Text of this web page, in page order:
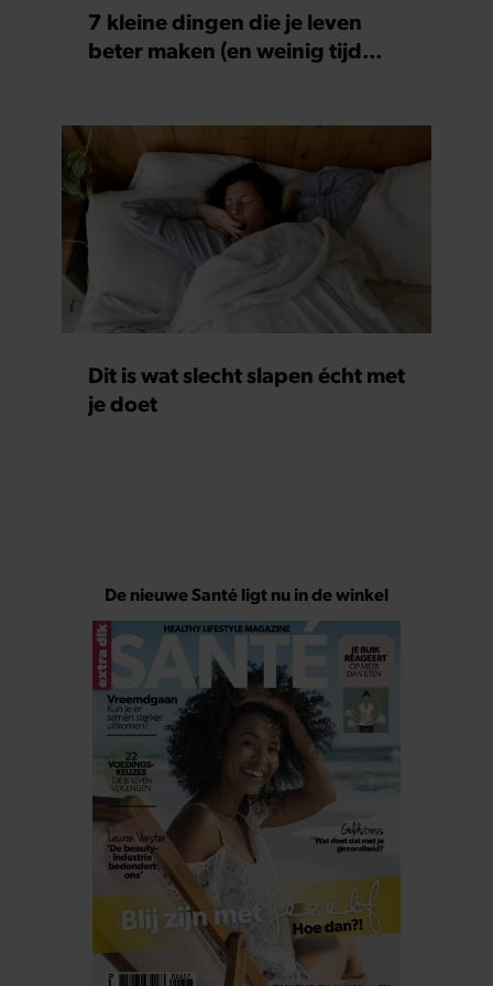
informatie die u aan ze heeft verstrekt of die ze hebben
verzameld op basis van uw gebruik van hun services. U
7 kleine dingen die je leven
beter maken (en weinig tijd
Dit is wat slecht slapen écht met
je doet
De nieuwe Santé ligt nu in de winkel